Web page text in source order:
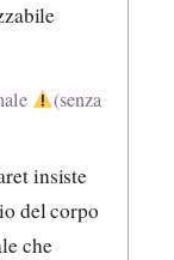
(senza
insiste
del corpo
che